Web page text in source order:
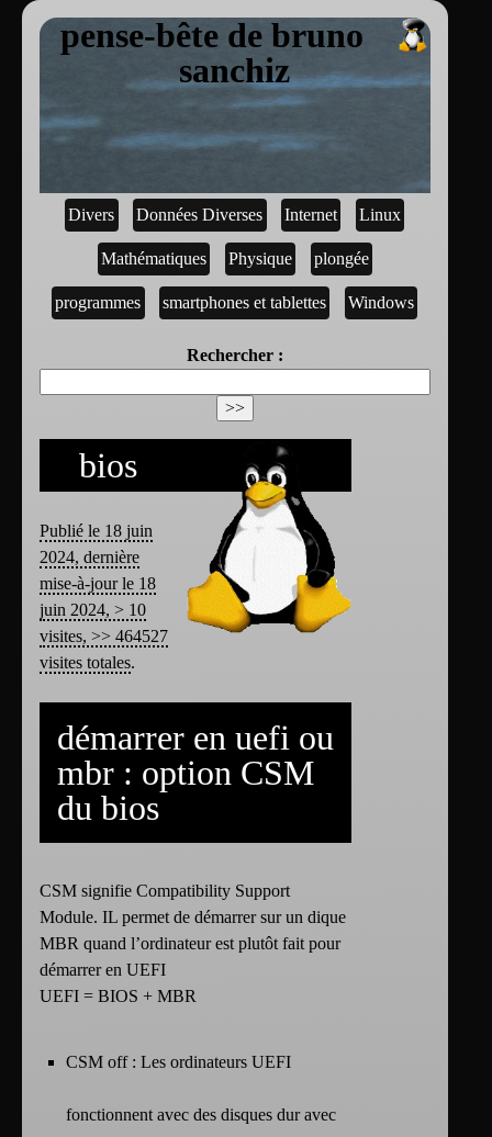
pense-bête de bruno
sanchiz
Divers Données Diverses Internet Linux
Mathématiques Physique plongée
programmes smartphones et tablettes Windows
Rechercher :
bios
Publié le 18 juin
2024, dernière
mise-à-jour le 18
juin 2024, > 10
visites, >> 464527
visites totales.
démarrer en uefi ou
mbr : option CSM
du bios
CSM signifie Compatibility Support
Module. IL permet de démarrer sur un dique
MBR quand l’ordinateur est plutôt fait pour
démarrer en UEFI
UEFI = BIOS + MBR
CSM off : Les ordinateurs UEFI
fonctionnent avec des disques dur avec